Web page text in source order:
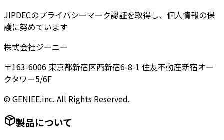
JIPDECのプライバシーマーク認証を取得し、個人情報の保
護に努めています
株式会社ジーニー
〒163-6006 東京都新宿区西新宿6-8-1 住友不動産新宿オー
クタワー5/6F
© GENIEE.inc. All Rights Reserved.
製品について